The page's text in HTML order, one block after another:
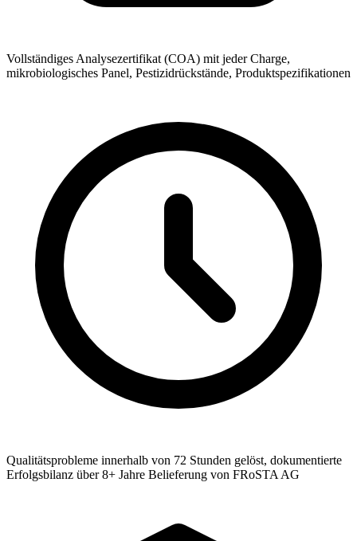
Vollständiges Analysezertifikat (COA) mit jeder Charge,
mikrobiologisches Panel, Pestizidrückstände, Produktspezifikationen
Qualitätsprobleme innerhalb von 72 Stunden gelöst, dokumentierte
Erfolgsbilanz über 8+ Jahre Belieferung von FRoSTA AG